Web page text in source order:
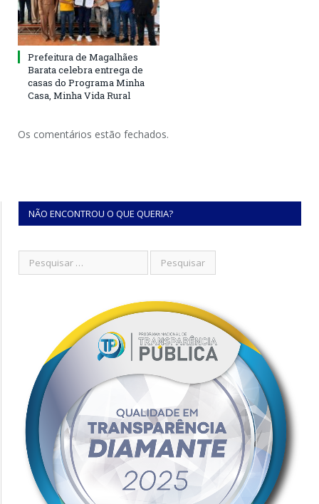
Prefeitura de Magalhães
Barata celebra entrega de
casas do Programa Minha
Casa, Minha Vida Rural
Os comentários estão fechados.
NÃO ENCONTROU O QUE QUERIA?